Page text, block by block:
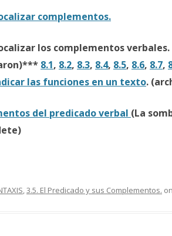
complementos.
los complementos verbales.
8.1, 8.2, 8.3, 8.4, 8.5, 8.6, 8.7,
las funciones en un texto.
del predicado verbal (La
,3.5. El Predicado y sus Complementos. on